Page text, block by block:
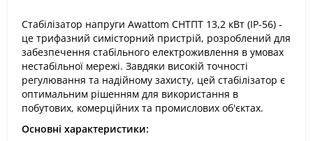
Стабілізатор напруги Awattom СНТПТ 13,2 кВт (IP-56) -
це трифазний симісторний пристрій, розроблений для
забезпечення стабільного електроживлення в умовах
нестабільної мережі. Завдяки високій точності
регулювання та надійному захисту, цей стабілізатор є
оптимальним рішенням для використання в
побутових, комерційних та промислових об'єктах.
Основні характеристики: